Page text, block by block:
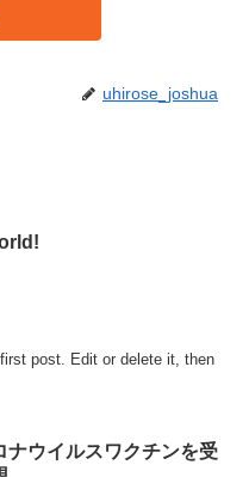
uhirose_joshua
post. Edit or delete it, then
ナウイルスワクチンを受